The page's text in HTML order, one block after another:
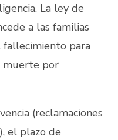
La ley de
a las familias
fallecimiento para
muerte por
(reclamaciones
el plazo de